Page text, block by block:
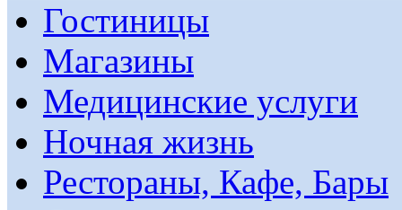
Гостиницы
Магазины
Медицинские услуги
Ночная жизнь
Рестораны, Кафе, Бары